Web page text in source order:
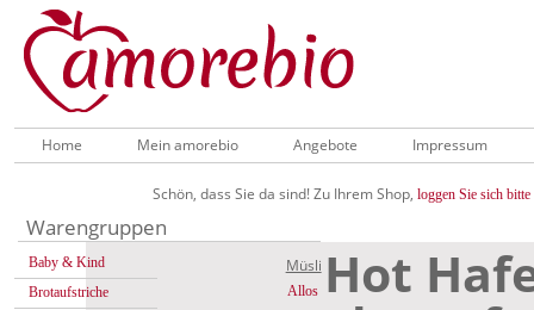
Home Mein amorebio Angebote Impressum
Schön, dass Sie da sind! Zu Ihrem Shop, loggen Sie sich bitte
Warengruppen
Baby & Kind
Brotaufstriche
Müsli
Allos Hot